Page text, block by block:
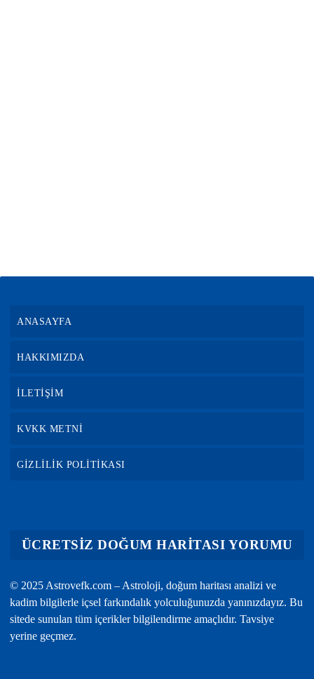
ANASAYFA
HAKKIMIZDA
İLETİŞİM
KVKK METNİ
GİZLİLİK POLİTİKASI
ÜCRETSİZ DOĞUM HARİTASI YORUMU
© 2025 Astrovefk.com – Astroloji, doğum haritası analizi ve
kadim bilgilerle içsel farkındalık yolculuğunuzda yanınızdayız. Bu
sitede sunulan tüm içerikler bilgilendirme amaçlıdır. Tavsiye
yerine geçmez.